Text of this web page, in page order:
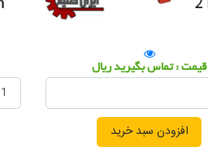
قیمت : تماس بگیرید ریال
افزودن سبد خرید